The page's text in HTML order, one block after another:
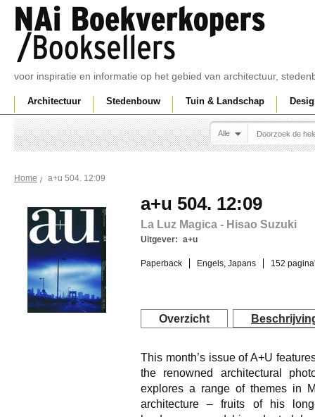
voor inspiratie en informatie op het gebied van architectuur,
Architectuur Stedenbouw Tuin & Landschap
Alle
Home a+u 504. 12:09
a+u 504. 12:09
La Luz Magica - Hisao Suzuki
Uitgever: a+u
Paperback Engels, Japans 152
Overzicht
This month’s issue of A+U
the renowned architectural
explores a range of themes in
architecture – fruits of his